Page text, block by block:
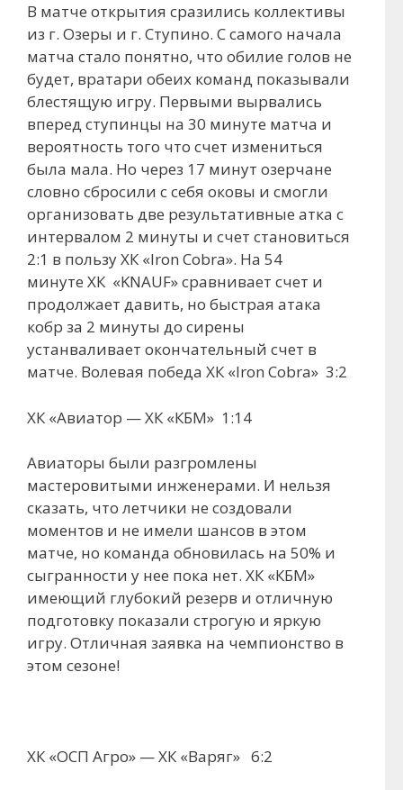
В матче открытия сразились коллективы
из г. Озеры и г. Ступино. С самого начала
матча стало понятно, что обилие голов не
будет, вратари обеих команд показывали
блестящую игру. Первыми вырвались
вперед ступинцы на 30 минуте матча и
вероятность того что счет измениться
была мала. Но через 17 минут озерчане
словно сбросили с себя оковы и смогли
организовать две результативные атка с
интервалом 2 минуты и счет становиться
2:1 в пользу ХК «Iron Cobra». На 54
минуте ХК «KNAUF» сравнивает счет и
продолжает давить, но быстрая атака
кобр за 2 минуты до сирены
устанваливает окончательный счет в
матче. Волевая победа ХК «Iron Cobra» 3:2
ХК «Авиатор — ХК «КБМ» 1:14
Авиаторы были разгромлены
мастеровитыми инженерами. И нельзя
сказать, что летчики не создовали
моментов и не имели шансов в этом
матче, но команда обновилась на 50% и
сыгранности у нее пока нет. ХК «КБМ»
имеющий глубокий резерв и отличную
подготовку показали строгую и яркую
игру. Отличная заявка на чемпионство в
этом сезоне!
ХК «ОСП Агро» — ХК «Варяг» 6:2